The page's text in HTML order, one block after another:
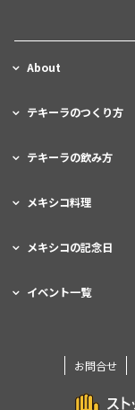
About
テキーラのつくり方
テキーラの飲み方
メキシコ料理
メキシコの記念日
イベント一覧
お問合せ